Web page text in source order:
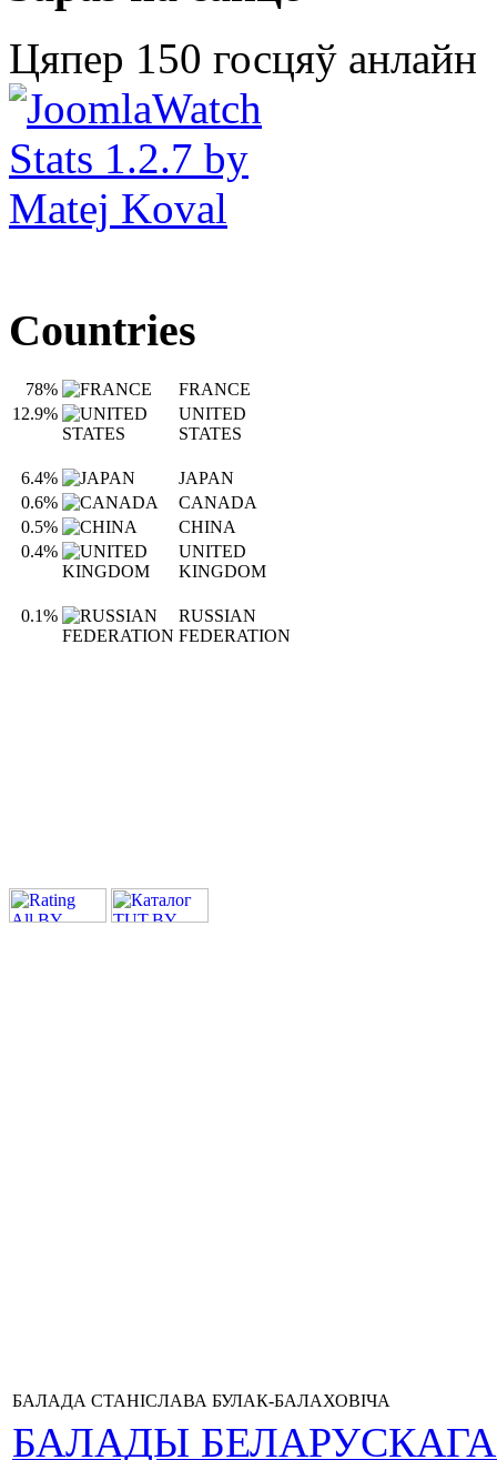
Цяпер 150 госцяў анлайн
Countries
78%
FRANCE
12.9%
UNITED
STATES
6.4%
JAPAN
0.6%
CANADA
0.5%
CHINA
0.4%
UNITED
KINGDOM
0.1%
RUSSIAN
FEDERATION
БАЛАДА СТАНІСЛАВА БУЛАК-БАЛАХОВІЧА
БАЛАДЫ